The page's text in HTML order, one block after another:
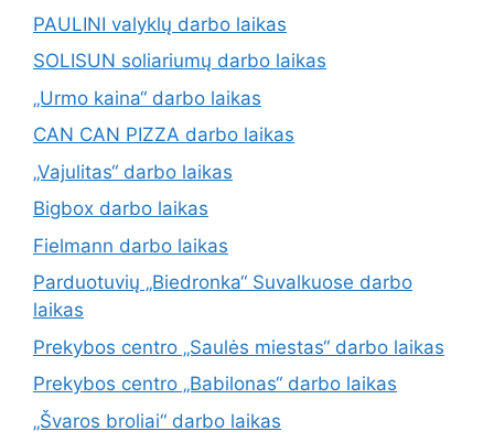
PAULINI valyklų darbo laikas
SOLISUN soliariumų darbo laikas
„Urmo kaina“ darbo laikas
CAN CAN PIZZA darbo laikas
„Vajulitas“ darbo laikas
Bigbox darbo laikas
Fielmann darbo laikas
Parduotuvių „Biedronka“ Suvalkuose darbo
laikas
Prekybos centro „Saulės miestas“ darbo laikas
Prekybos centro „Babilonas“ darbo laikas
„Švaros broliai“ darbo laikas